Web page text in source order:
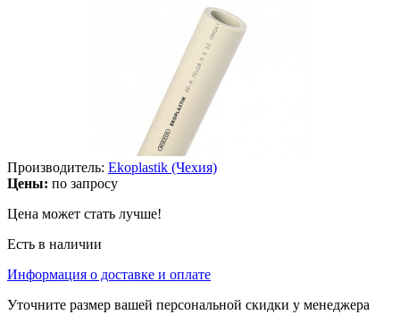
Производитель: Ekoplastik (Чехия)
Цены: по запросу
Цена может стать лучше!
Есть в наличии
Информация о доставке и оплате
Уточните размер вашей персональной скидки у менеджера